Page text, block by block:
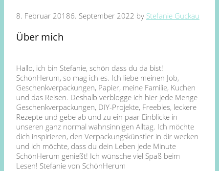
8. Februar 20186. September 2022 by Stefanie Guckau
Über mich
Hallo, ich bin Stefanie, schön dass du da bist!
SchönHerum, so mag ich es. Ich liebe meinen Job,
Geschenkverpackungen, Papier, meine Familie, Kuchen
und das Reisen. Deshalb verblogge ich hier jede Menge
Geschenkverpackungen, DIY-Projekte, Freebies, leckere
Rezepte und gebe ab und zu ein paar Einblicke in
unseren ganz normal wahnsinnigen Alltag. Ich möchte
dich inspirieren, den Verpackungskünstler in dir wecken
und ich möchte, dass du dein Leben jede Minute
SchönHerum genießt! Ich wünsche viel Spaß beim
Lesen! Stefanie von SchönHerum